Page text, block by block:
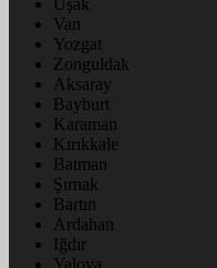
Uşak
Van
Yozgat
Zonguldak
Aksaray
Bayburt
Karaman
Kırıkkale
Batman
Şırnak
Bartın
Ardahan
Iğdır
Yalova